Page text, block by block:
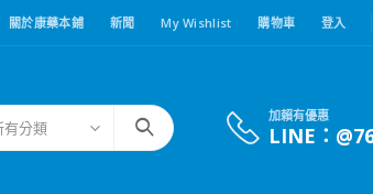
關於康藥本鋪 新聞 My Wishlist 購物車 登入
有分類
加賴有優惠
LINE：